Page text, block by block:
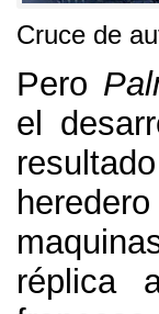
Cruce de
Pero
el
réplica